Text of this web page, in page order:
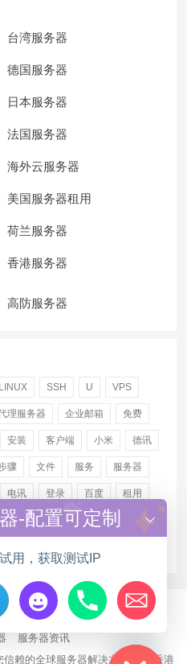
台湾服务器
德国服务器
日本服务器
法国服务器
海外云服务器
美国服务器租用
荷兰服务器
香港服务器
高防服务器
LINUX SSH U VPS
理服务器 企业邮箱 免费
安装 客户端 小米 德讯
骤 文件 服务 服务器
电讯 登录 百度 租用
证书 配置 阿里
站群多IP服务器
海外云服务器
服务器资讯
赖的全球服务器解决方案伙伴 香港
Hide chaty
-配置可定制
用，获取测试IP